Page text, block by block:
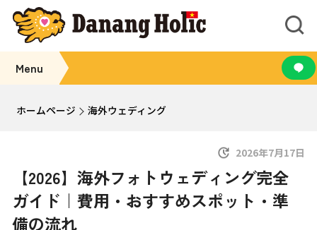
Menu
ホームページ 海外ウェディング
2026年7月17日
【2026】海外フォトウェディング完全
ガイド｜費用・おすすめスポット・準
備の流れ